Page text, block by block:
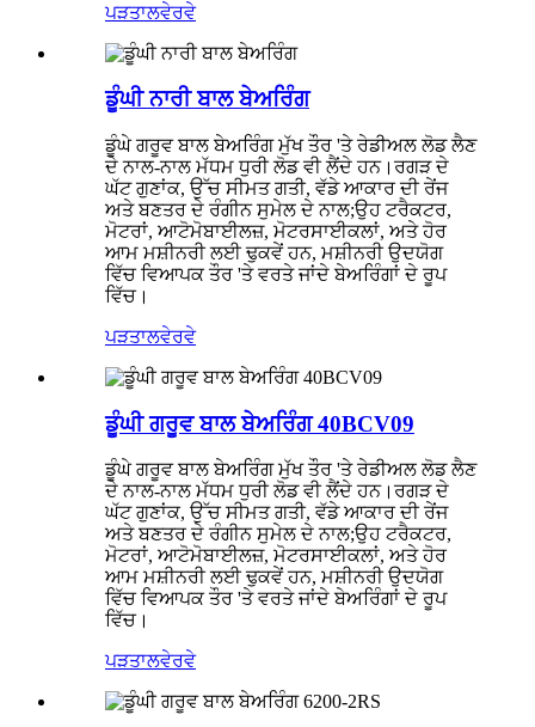
ਪੜਤਾਲਵੇਰਵੇ
ਡੂੰਘੀ ਨਾਰੀ ਬਾਲ ਬੇਅਰਿੰਗ
ਡੂੰਘੇ ਗਰੂਵ ਬਾਲ ਬੇਅਰਿੰਗ ਮੁੱਖ ਤੌਰ 'ਤੇ ਰੇਡੀਅਲ ਲੋਡ ਲੈਣ
ਦੇ ਨਾਲ-ਨਾਲ ਮੱਧਮ ਧੁਰੀ ਲੋਡ ਵੀ ਲੈਂਦੇ ਹਨ।ਰਗੜ ਦੇ
ਘੱਟ ਗੁਣਾਂਕ, ਉੱਚ ਸੀਮਤ ਗਤੀ, ਵੱਡੇ ਆਕਾਰ ਦੀ ਰੇਂਜ
ਅਤੇ ਬਣਤਰ ਦੇ ਰੰਗੀਨ ਸੁਮੇਲ ਦੇ ਨਾਲ;ਉਹ ਟਰੈਕਟਰ,
ਮੋਟਰਾਂ, ਆਟੋਮੋਬਾਈਲਜ਼, ਮੋਟਰਸਾਈਕਲਾਂ, ਅਤੇ ਹੋਰ
ਆਮ ਮਸ਼ੀਨਰੀ ਲਈ ਢੁਕਵੇਂ ਹਨ, ਮਸ਼ੀਨਰੀ ਉਦਯੋਗ
ਵਿੱਚ ਵਿਆਪਕ ਤੌਰ 'ਤੇ ਵਰਤੇ ਜਾਂਦੇ ਬੇਅਰਿੰਗਾਂ ਦੇ ਰੂਪ
ਵਿੱਚ।
ਪੜਤਾਲਵੇਰਵੇ
ਡੂੰਘੀ ਗਰੂਵ ਬਾਲ ਬੇਅਰਿੰਗ 40BCV09
ਡੂੰਘੇ ਗਰੂਵ ਬਾਲ ਬੇਅਰਿੰਗ ਮੁੱਖ ਤੌਰ 'ਤੇ ਰੇਡੀਅਲ ਲੋਡ ਲੈਣ
ਦੇ ਨਾਲ-ਨਾਲ ਮੱਧਮ ਧੁਰੀ ਲੋਡ ਵੀ ਲੈਂਦੇ ਹਨ।ਰਗੜ ਦੇ
ਘੱਟ ਗੁਣਾਂਕ, ਉੱਚ ਸੀਮਤ ਗਤੀ, ਵੱਡੇ ਆਕਾਰ ਦੀ ਰੇਂਜ
ਅਤੇ ਬਣਤਰ ਦੇ ਰੰਗੀਨ ਸੁਮੇਲ ਦੇ ਨਾਲ;ਉਹ ਟਰੈਕਟਰ,
ਮੋਟਰਾਂ, ਆਟੋਮੋਬਾਈਲਜ਼, ਮੋਟਰਸਾਈਕਲਾਂ, ਅਤੇ ਹੋਰ
ਆਮ ਮਸ਼ੀਨਰੀ ਲਈ ਢੁਕਵੇਂ ਹਨ, ਮਸ਼ੀਨਰੀ ਉਦਯੋਗ
ਵਿੱਚ ਵਿਆਪਕ ਤੌਰ 'ਤੇ ਵਰਤੇ ਜਾਂਦੇ ਬੇਅਰਿੰਗਾਂ ਦੇ ਰੂਪ
ਵਿੱਚ।
ਪੜਤਾਲਵੇਰਵੇ